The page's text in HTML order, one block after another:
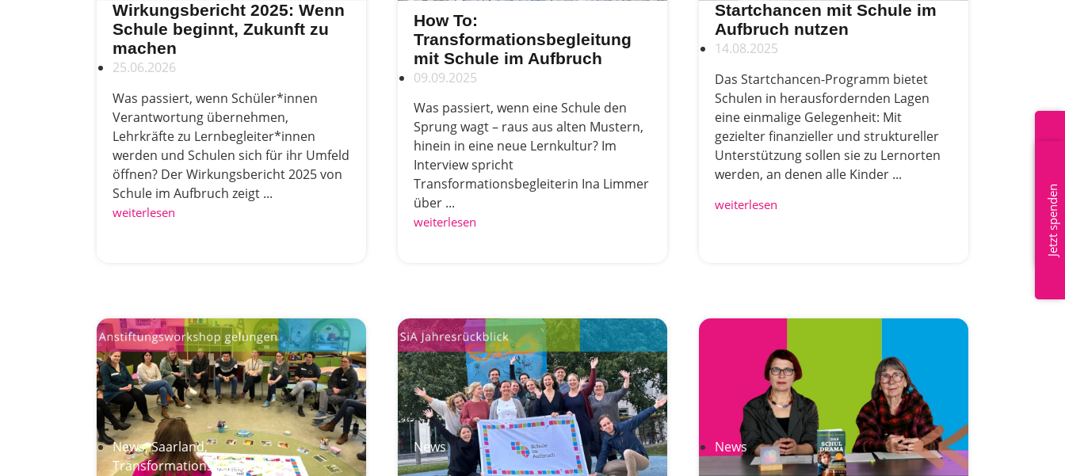
Mitglied werden
Jetzt spenden
Wirkungsbericht 2025: Wenn
Schule beginnt, Zukunft zu
machen
25.06.2026
Was passiert, wenn Schüler*innen
Verantwortung übernehmen,
Lehrkräfte zu Lernbegleiter*innen
werden und Schulen sich für ihr Umfeld
öffnen? Der Wirkungsbericht 2025 von
Schule im Aufbruch zeigt ...
weiterlesen
How To:
Transformationsbegleitung
mit Schule im Aufbruch
09.09.2025
Was passiert, wenn eine Schule den
Sprung wagt – raus aus alten Mustern,
hinein in eine neue Lernkultur? Im
Interview spricht
Transformationsbegleiterin Ina Limmer
über ...
weiterlesen
Startchancen mit Schule im
Aufbruch nutzen
14.08.2025
Das Startchancen-Programm bietet
Schulen in herausfordernden Lagen
eine einmalige Gelegenheit: Mit
gezielter finanzieller und struktureller
Unterstützung sollen sie zu Lernorten
werden, an denen alle Kinder ...
weiterlesen
News,Saarland,
Transformationsbegleitung
News News